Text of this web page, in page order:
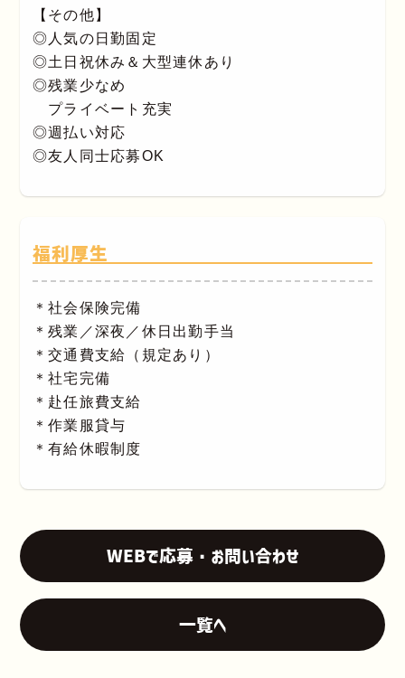
【その他】
◎人気の日勤固定
◎土日祝休み＆大型連休あり
◎残業少なめ
プライベート充実
◎週払い対応
◎友人同士応募OK
福利厚生
＊社会保険完備
＊残業／深夜／休日出勤手当
＊交通費支給（規定あり）
＊社宅完備
＊赴任旅費支給
＊作業服貸与
＊有給休暇制度
WEBで応募・お問い合わせ
一覧へ